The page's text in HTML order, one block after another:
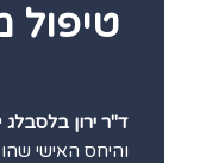
טיפול
ד"ר ירון בלסבלג
והיחס האישי